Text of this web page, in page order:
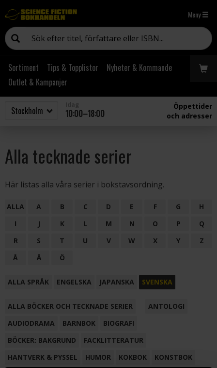
Meny
Sortiment Tips & Topplistor
Nyheter & Kommande
Outlet & Kampanjer
10:00–18:00
Öppettider
och adresser
Alla tecknade serier
Här listas alla våra serier i bokstavsordning.
ALLA A B C D E F G
H
I
J K L M N O P
Q
R
S T U V W X Y
Z
Å
Ä Ö
ALLA SPRÅK ENGELSKA JAPANSKA SVENSKA
ALLA BÖCKER OCH TECKNADE SERIER
ANTOLOGI
AUDIODRAMA
BARNBOK
BIOGRAFI
BÖCKER: BAKGRUND
FACKLITTERATUR
HANTVERK & PYSSEL
HUMOR KOKBOK
KONSTBOK